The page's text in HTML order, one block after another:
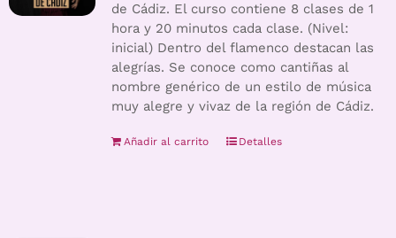
de Cádiz. El curso contiene 8 clases de 1
hora y 20 minutos cada clase. (Nivel:
inicial) Dentro del flamenco destacan las
alegrías. Se conoce como cantiñas al
nombre genérico de un estilo de música
muy alegre y vivaz de la región de Cádiz.
Añadir al carrito Detalles